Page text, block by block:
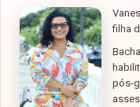
filha
pós-